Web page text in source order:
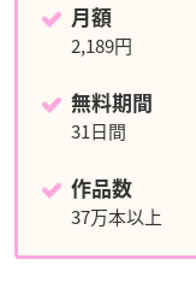
月額
2,189円
無料期間
31日間
作品数
37万本以上